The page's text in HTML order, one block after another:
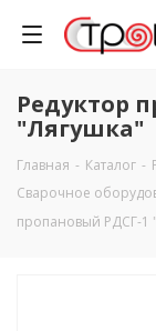
Редуктор
"Лягушка"
Главная - Каталог -
Сварочное
пропановый РДСГ-1